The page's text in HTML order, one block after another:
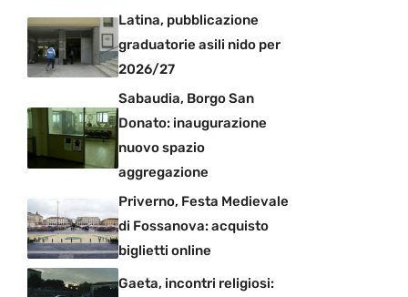
Latina, pubblicazione
graduatorie asili nido per
2026/27
Sabaudia, Borgo San
Donato: inaugurazione
nuovo spazio
aggregazione
Priverno, Festa Medievale
di Fossanova: acquisto
biglietti online
Gaeta, incontri religiosi: